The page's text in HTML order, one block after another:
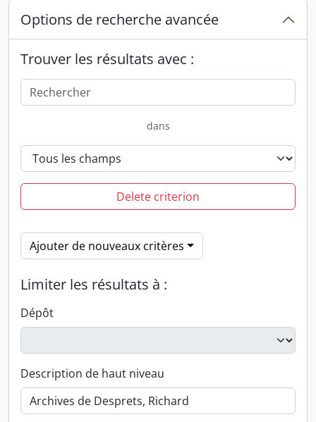
Options de recherche avancée
Trouver les résultats avec :
dans
Delete criterion
Ajouter de nouveaux critères
Limiter les résultats à :
Dépôt
Description de haut niveau